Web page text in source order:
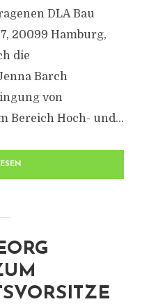
DLA Bau
20099 Hamburg,
die
Barch
von
Bereich Hoch- und...